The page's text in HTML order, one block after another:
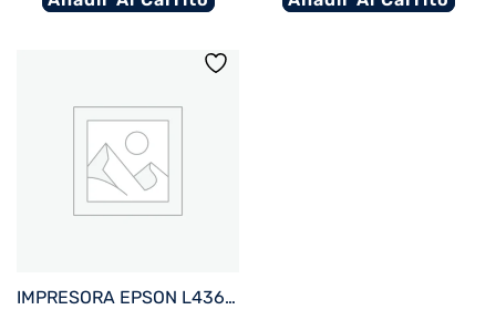
IMPRESORA EPSON L4360 ECOTANK IMP%2FCOP%2FSCA%2FWIFI%2FUSB%2FBIVOLT